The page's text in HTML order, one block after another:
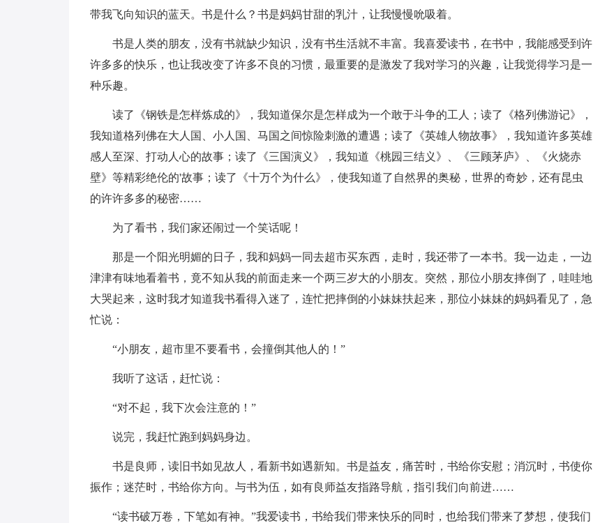
带我飞向知识的蓝天。书是什么？书是妈妈甘甜的乳汁，让我慢慢吮吸着。
书是人类的朋友，没有书就缺少知识，没有书生活就不丰富。我喜爱读书，在书中，我能感受到许
许多多的快乐，也让我改变了许多不良的习惯，最重要的是激发了我对学习的兴趣，让我觉得学习是一
种乐趣。
读了《钢铁是怎样炼成的》，我知道保尔是怎样成为一个敢于斗争的工人；读了《格列佛游记》，
我知道格列佛在大人国、小人国、马国之间惊险刺激的遭遇；读了《英雄人物故事》，我知道许多英雄
感人至深、打动人心的故事；读了《三国演义》，我知道《桃园三结义》、《三顾茅庐》、《火烧赤
壁》等精彩绝伦的'故事；读了《十万个为什么》，使我知道了自然界的奥秘，世界的奇妙，还有昆虫
的许许多多的秘密……
为了看书，我们家还闹过一个笑话呢！
那是一个阳光明媚的日子，我和妈妈一同去超市买东西，走时，我还带了一本书。我一边走，一边
津津有味地看着书，竟不知从我的前面走来一个两三岁大的小朋友。突然，那位小朋友摔倒了，哇哇地
大哭起来，这时我才知道我书看得入迷了，连忙把摔倒的小妹妹扶起来，那位小妹妹的妈妈看见了，急
忙说：
“小朋友，超市里不要看书，会撞倒其他人的！”
我听了这话，赶忙说：
“对不起，我下次会注意的！”
说完，我赶忙跑到妈妈身边。
书是良师，读旧书如见故人，看新书如遇新知。书是益友，痛苦时，书给你安慰；消沉时，书使你
振作；迷茫时，书给你方向。与书为伍，如有良师益友指路导航，指引我们向前进……
“读书破万卷，下笔如有神。”我爱读书，书给我们带来快乐的同时，也给我们带来了梦想，使我们